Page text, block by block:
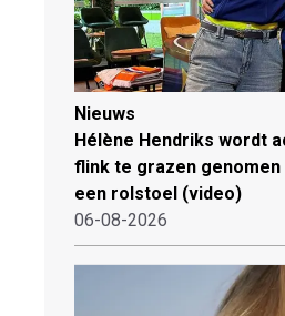
Nieuws
Hélène Hendriks wordt
flink te grazen
een rolstoel (video)
06-08-2026